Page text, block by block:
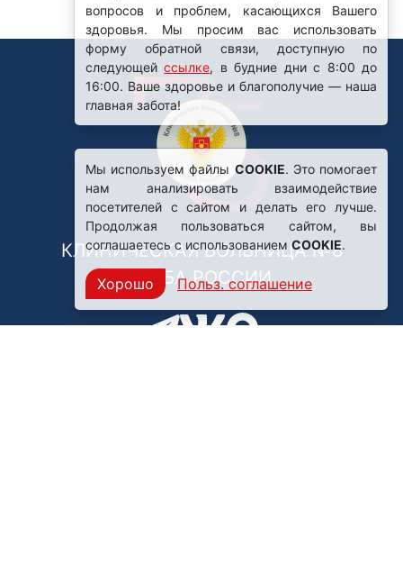
КЛИНИЧЕСКАЯ БОЛЬНИЦА №8
ФМБА РОССИИ
вопросов и проблем, касающихся Вашего
здоровья. Мы просим вас использовать
форму обратной связи, доступную по
следующейссылке, в будние дни с 8:00 до
16:00. Ваше здоровье и благополучие — наша
главная забота!
Мы используем файлы COOKIE. Это помогает
нам анализировать взаимодействие
посетителей с сайтом и делать его лучше.
Продолжая пользоваться сайтом, вы
соглашаетесь с использованиемCOOKIE.
Хорошо Польз. соглашение